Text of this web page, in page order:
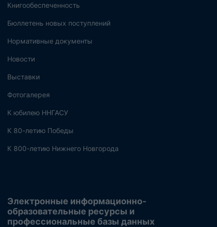
Книгообеспеченность
Бюллетень новых поступлений
Нормативные документы
Новости
Выставки
Фотогалерея
К юбилею ННГАСУ
К 80-летию Победы
К 800-летию Нижнего Новгорода
Электронные информационно-
образовательные ресурсы и
профессиональные базы данных